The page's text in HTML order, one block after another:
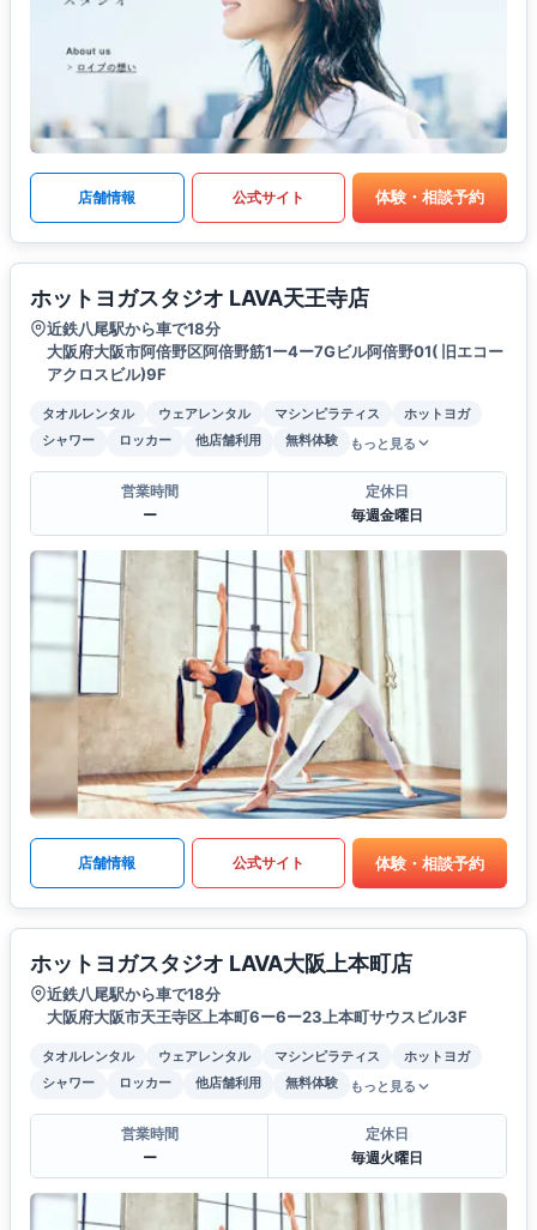
店舗情報 公式サイト 体験・相談予約
ホットヨガスタジオ LAVA天王寺店
近鉄八尾駅から車で18分
大阪府大阪市阿倍野区阿倍野筋1ー4ー7Gビル阿倍野01( 旧エコー
アクロスビル)9F
タオルレンタル ウェアレンタル マシンピラティス
ホットヨガ
シャワー
ロッカー 他店舗利用 無料体験 もっと見る
営業時間
ー
定休日
毎週金曜日
店舗情報 公式サイト 体験・相談予約
ホットヨガスタジオ LAVA大阪上本町店
近鉄八尾駅から車で18分
大阪府大阪市天王寺区上本町6ー6ー23上本町サウスビル3F
タオルレンタル ウェアレンタル マシンピラティス
ホットヨガ
シャワー
ロッカー 他店舗利用 無料体験 もっと見る
営業時間
ー
定休日
毎週火曜日